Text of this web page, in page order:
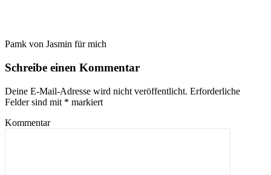
Pamk von Jasmin für mich
Schreibe einen Kommentar
Deine E-Mail-Adresse wird nicht veröffentlicht. Erforderliche
Felder sind mit * markiert
Kommentar